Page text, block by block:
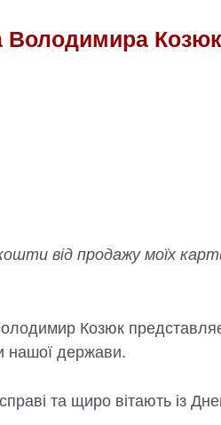
від продажу моїх
Володимир Козюк
нашої держави.
та щиро вітають із